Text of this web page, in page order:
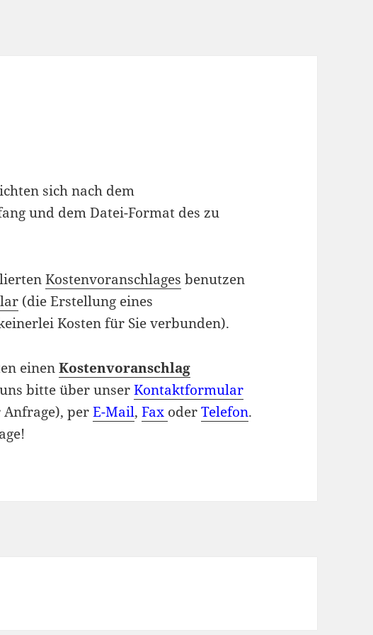
sich nach dem
und dem Datei-Format des zu
Kostenvoranschlages benutzen
(die Erstellung eines
Kosten für Sie verbunden).
einenKostenvoranschlag
bitte über unserKontaktformular
Anfrage), perE-Mail,Fax oderTelefon.